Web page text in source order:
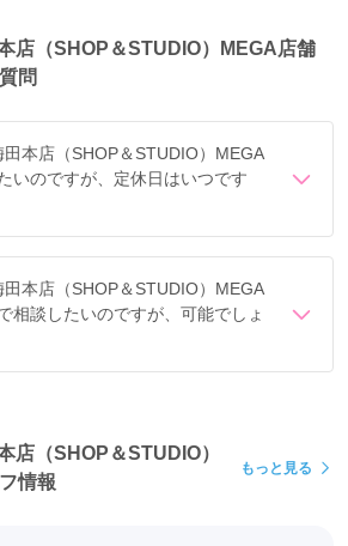
なスタジオで撮る、
。
見。
要なイベントにおいて、
店（SHOP＆STUDIO）MEGA店舗
問
本店（SHOP＆STUDIO）MEGA
いのですが、定休日はいつです
本店（SHOP＆STUDIO）MEGA
相談したいのですが、可能でしょ
店（SHOP＆STUDIO）
情報
もっと見る